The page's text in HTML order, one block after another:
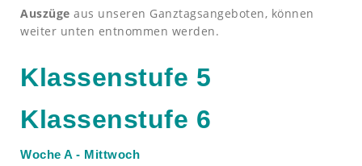
Auszüge aus unseren Ganztagsangeboten, können
weiter unten entnommen werden.
Klassenstufe 5
Klassenstufe 6
Woche A - Mittwoch